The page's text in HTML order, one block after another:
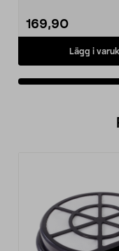
169,90
Lägg i